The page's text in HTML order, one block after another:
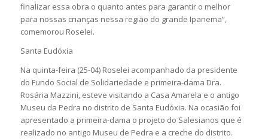
finalizar essa obra o quanto antes para garantir o melhor
para nossas crianças nessa região do grande Ipanema”,
comemorou Roselei.
Santa Eudóxia
Na quinta-feira (25-04) Roselei acompanhado da presidente
do Fundo Social de Solidariedade e primeira-dama Dra.
Rosária Mazzini, esteve visitando a Casa Amarela e o antigo
Museu da Pedra no distrito de Santa Eudóxia. Na ocasião foi
apresentado a primeira-dama o projeto do Salesianos que é
realizado no antigo Museu de Pedra e a creche do distrito.